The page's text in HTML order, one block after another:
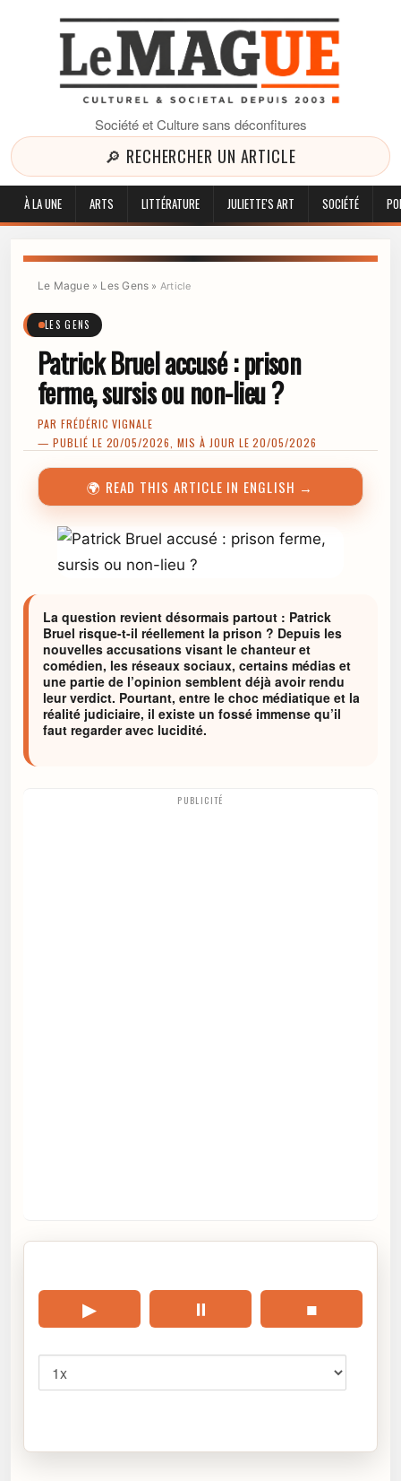
Société et Culture sans déconfitures
🔎 RECHERCHER UN ARTICLE
À LA UNE ARTS LITTÉRATURE JULIETTE'S ART SOCIÉTÉ
Le Mague» Les Gens » Article
LES GENS
Patrick Bruel accusé : prison
ferme, sursis ou non-lieu ?
PAR FRÉDÉRIC VIGNALE
— PUBLIÉ LE 20/05/2026, MIS À JOUR LE 20/05/2026
🌍 READ THIS ARTICLE IN ENGLISH →
La question revient désormais partout : Patrick
Bruel risque-t-il réellement la prison ? Depuis les
nouvelles accusations visant le chanteur et
comédien, les réseaux sociaux, certains médias et
une partie de l’opinion semblent déjà avoir rendu
leur verdict. Pourtant, entre le choc médiatique et la
réalité judiciaire, il existe un fossé immense qu’il
faut regarder avec lucidité.
PUBLICITÉ
▶ ⏸ ■